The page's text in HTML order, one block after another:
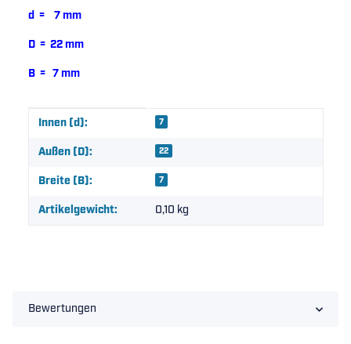
d = 7 mm
D = 22 mm
B = 7 mm
Produkteigenschaft
Wert
Innen (d): 7
Außen (D): 22
Breite (B): 7
Artikelgewicht: 0,10 kg
Bewertungen